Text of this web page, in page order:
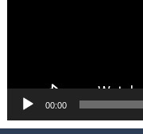
00:00